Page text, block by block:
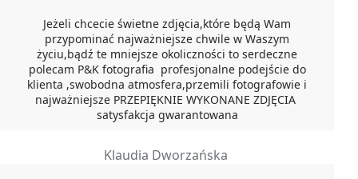
Jeżeli chcecie świetne zdjęcia,które będą Wam
przypominać najważniejsze chwile w Waszym
życiu,bądź te mniejsze okoliczności to serdeczne
polecam P&K fotografia profesjonalne podejście do
klienta ,swobodna atmosfera,przemili fotografowie i
najważniejsze PRZEPIĘKNIE WYKONANE ZDJĘCIA
satysfakcja gwarantowana
Klaudia Dworzańska